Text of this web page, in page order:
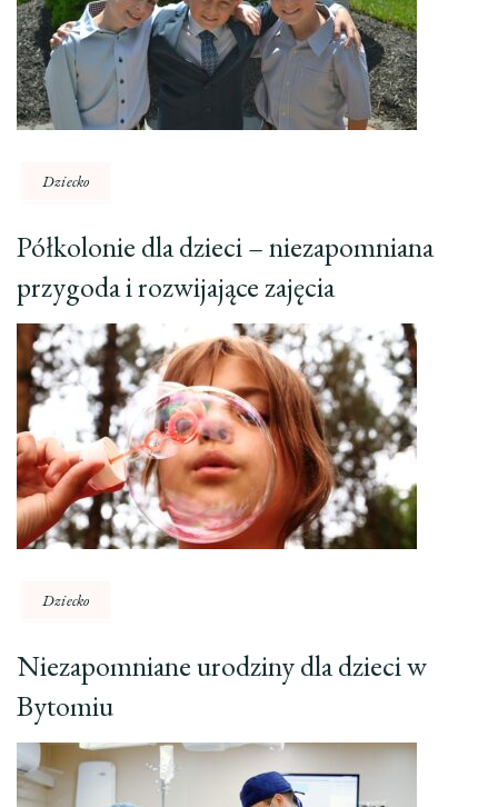
Dziecko
Półkolonie dla dzieci – niezapomniana
przygoda i rozwijające zajęcia
Dziecko
Niezapomniane urodziny dla dzieci w
Bytomiu